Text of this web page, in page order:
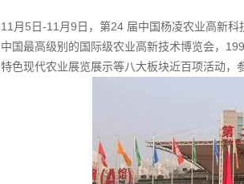
11月5日-11月9日，第24 届中国杨凌农业高新
中国最高级别的国际级农业高新技术博览会，
特色现代农业展览展示等八大板块近百项活动，